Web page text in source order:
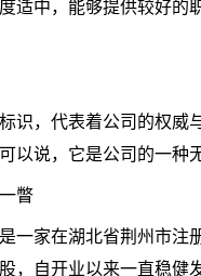
适中，能够提供较好
识，代表着公司的权
以说，它是公司的一种
瞥
一家在湖北省荆州市
，自开业以来一直稳